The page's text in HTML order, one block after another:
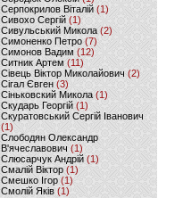
Серпокрилов Віталій(1)
Сивохо Сергій(1)
Сивульський Микола(2)
Симоненко Петро(7)
Симонов Вадим (12)
Ситник Артем(11)
Сівець Віктор Миколайович(2)
Сігал Євген (3)
Сіньковский Микола(1)
Скударь Георгій (1)
Скуратовський Сергій Іванович
(1)
Слободян Олександр
В'ячеславович(1)
Слюсарчук Андрій(1)
Смалій Віктор (1)
Смешко Ігор (1)
Смолій Яків (1)